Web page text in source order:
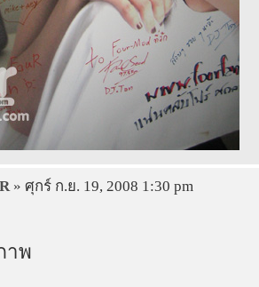
» ศุกร์ ก.ย. 19, 2008 1:30 pm